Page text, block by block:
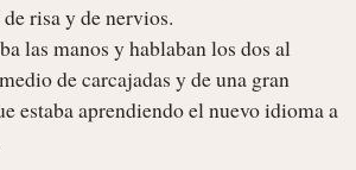
risa y de nervios.
las manos y hablaban los dos al
de carcajadas y de una gran
estaba aprendiendo el nuevo idioma a